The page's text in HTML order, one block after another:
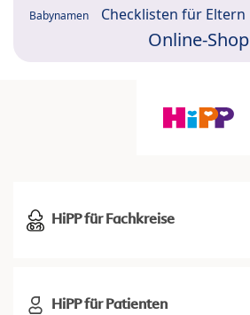
Babynamen Checklisten für Eltern
Online-Shop
HiPP für Fachkreise
HiPP für Patienten